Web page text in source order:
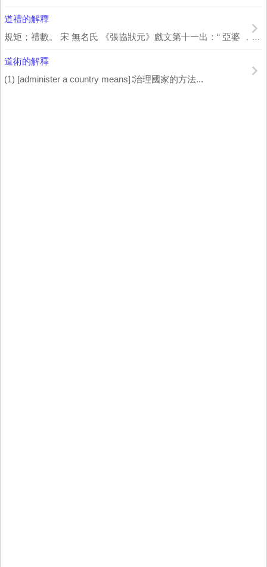
道禮的解釋
規矩；禮數。 宋 無名氏 《張協狀元》戲文第十一出：“ 亞婆 ，我有道禮。你只...
道術的解釋
(1) [administer a country means]∶治理國家的方法...